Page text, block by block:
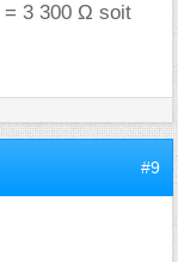
= 3 300 Ω soit
#9